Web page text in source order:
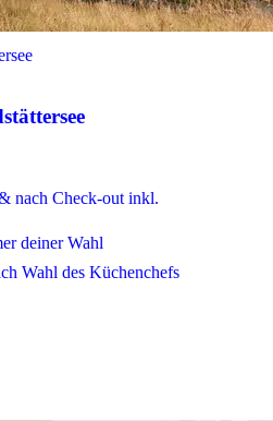
nach Check-out inkl.
deiner Wahl
Wahl des Küchenchefs